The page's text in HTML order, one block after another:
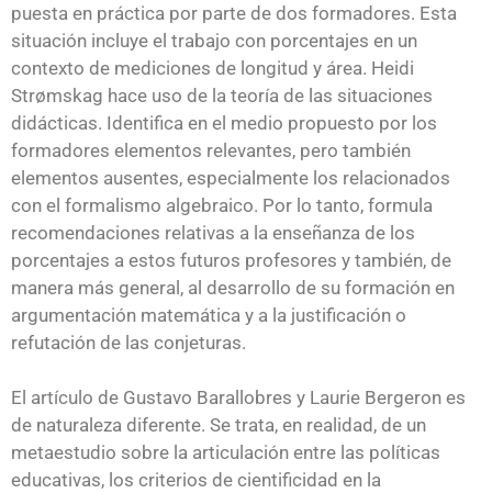
puesta en práctica por parte de dos formadores. Esta
situación incluye el trabajo con porcentajes en un
contexto de mediciones de longitud y área. Heidi
Strømskag hace uso de la teoría de las situaciones
didácticas. Identifica en el medio propuesto por los
formadores elementos relevantes, pero también
elementos ausentes, especialmente los relacionados
con el formalismo algebraico. Por lo tanto, formula
recomendaciones relativas a la enseñanza de los
porcentajes a estos futuros profesores y también, de
manera más general, al desarrollo de su formación en
argumentación matemática y a la justificación o
refutación de las conjeturas.
El artículo de Gustavo Barallobres y Laurie Bergeron es
de naturaleza diferente. Se trata, en realidad, de un
metaestudio sobre la articulación entre las políticas
educativas, los criterios de cientificidad en la